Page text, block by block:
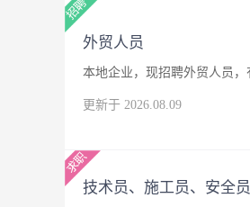
外贸人员
本地企业，现招聘外贸人员
更新于 2026.08.09
技术员、施工员、安全